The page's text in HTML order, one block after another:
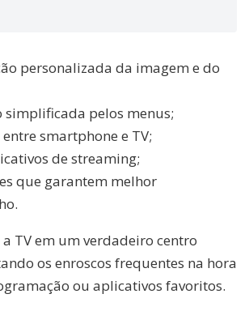
personalizada da imagem e do
simplificada pelos menus;
smartphone e TV;
de streaming;
que garantem melhor
TV em um verdadeiro centro
os enroscos frequentes na hora
ou aplicativos favoritos.